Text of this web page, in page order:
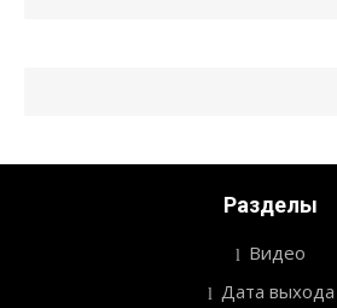
Разделы
Видео
Дата выхода